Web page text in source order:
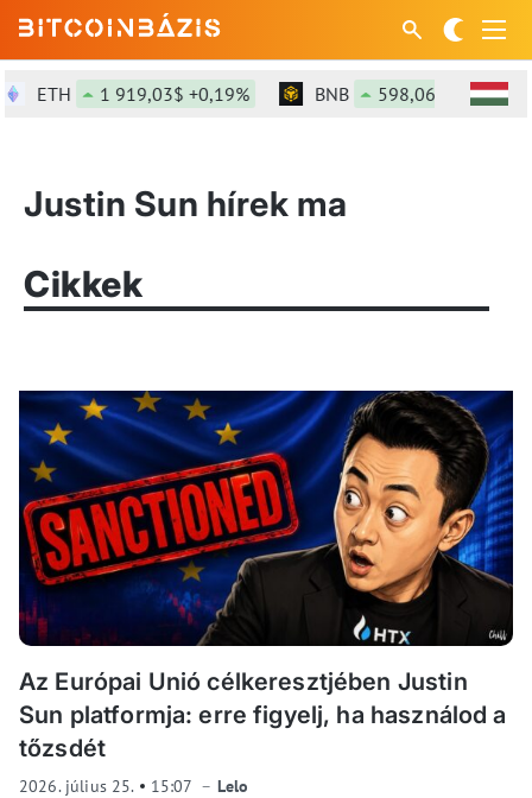
ETH 1 919,03$ +0,19% BNB 598,06$ +1,08%
Justin Sun hírek ma
Cikkek
Az Európai Unió célkeresztjében Justin
Sun platformja: erre figyelj, ha használod a
tőzsdét
2026. július 25. 15:07 Lelo